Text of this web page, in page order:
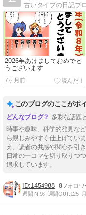
古いタイプの日記ブ
2026年あけましておめでと
うございます
7ヶ月前
このブログのここがポ
多彩な話題
時事や趣味、科学的発見な
ら親しみやすく仕上げてい
え、読者の共感や関心を引
日常の一コマを切り取りつ
追求しています。
1454988 8
週間IN:98 週間OUT:125